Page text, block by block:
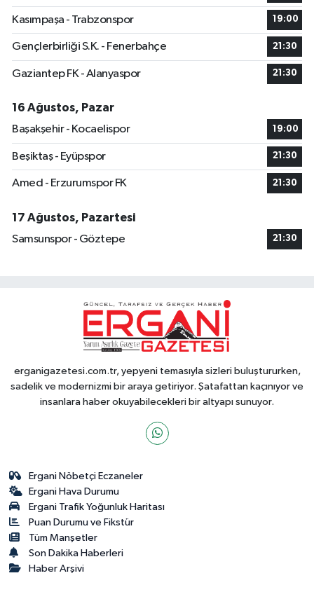
Kasımpaşa - Trabzonspor 19:00
Gençlerbirliği S.K. - Fenerbahçe 21:30
Gaziantep FK - Alanyaspor 21:30
16 Ağustos, Pazar
Başakşehir - Kocaelispor
19:00
Beşiktaş - Eyüpspor 21:30
Amed - Erzurumspor FK 21:30
17 Ağustos, Pazartesi
Samsunspor - Göztepe
21:30
erganigazetesi.com.tr, yepyeni temasıyla sizleri buluştururken,
sadelik ve modernizmi bir araya getiriyor. Şatafattan kaçınıyor ve
insanlara haber okuyabilecekleri bir altyapı sunuyor.
Ergani Nöbetçi Eczaneler
Ergani Hava Durumu
Ergani Trafik Yoğunluk Haritası
Puan Durumu ve Fikstür
Tüm Manşetler
Son Dakika Haberleri
Haber Arşivi